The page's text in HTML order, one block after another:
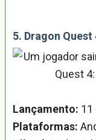
5. Dragon
Lançamento: 11
Plataformas: